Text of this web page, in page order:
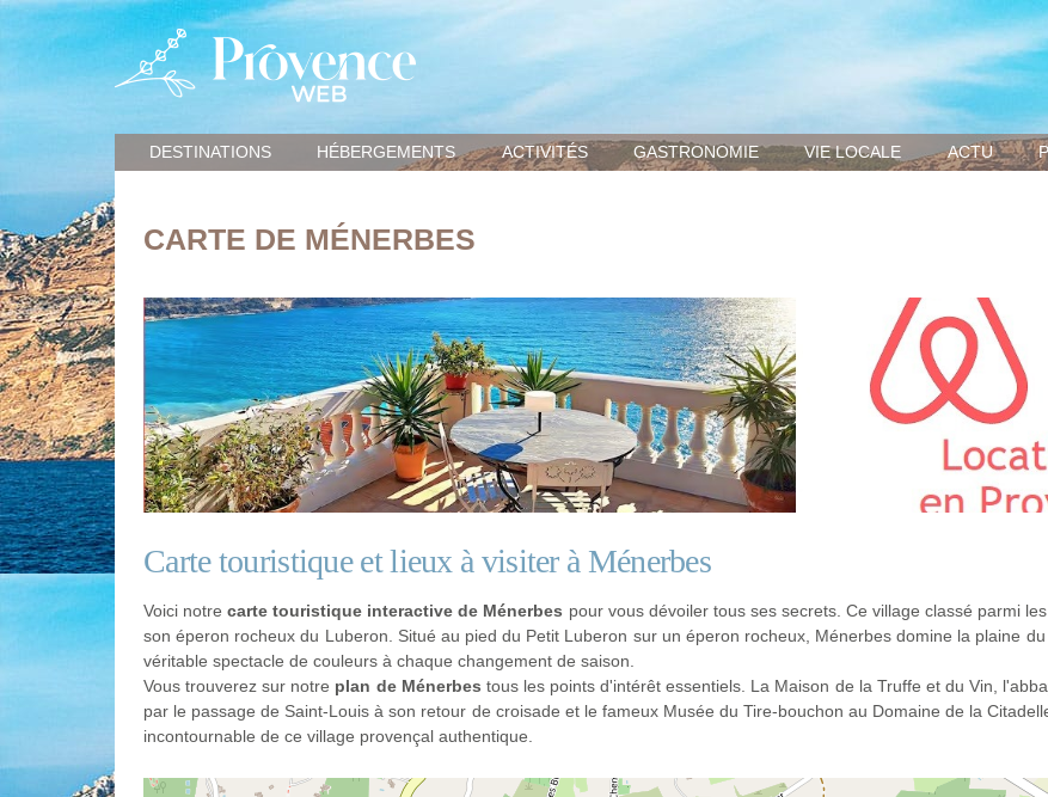
DESTINATIONS HÉBERGEMENTS ACTIVITÉS GASTRONOMIE VIE LOCALE ACTU
CARTE DE MÉNERBES
Carte touristique et lieux à visiter à Ménerbes
Voici notrecarte touristique interactive de Ménerbes pour vous dévoiler tous ses secrets. Ce village classé parmi
son éperon rocheux du Luberon. Situé au pied du Petit Luberon sur un éperon rocheux, Ménerbes domine la plaine
véritable spectacle de couleurs à chaque changement de saison.
Vous trouverez sur notre plan de Ménerbes tous les points d'intérêt essentiels. La Maison de la Truffe et du Vin,
par le passage de Saint-Louis à son retour de croisade et le fameux Musée du Tire-bouchon au Domaine de la
incontournable de ce village provençal authentique.